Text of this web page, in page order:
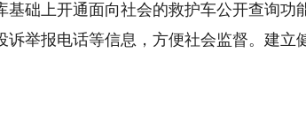
上开通面向社会的救护车公开查询功
诉举报电话等信息，方便社会监督。建